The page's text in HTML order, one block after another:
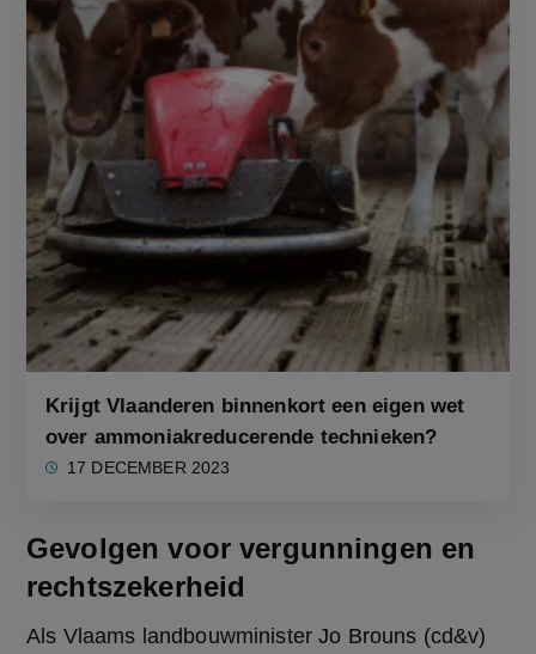
Krijgt Vlaanderen binnenkort een eigen wet
over ammoniakreducerende technieken?
17 DECEMBER 2023
Gevolgen voor vergunningen en
rechtszekerheid
Als Vlaams landbouwminister Jo Brouns (cd&v)